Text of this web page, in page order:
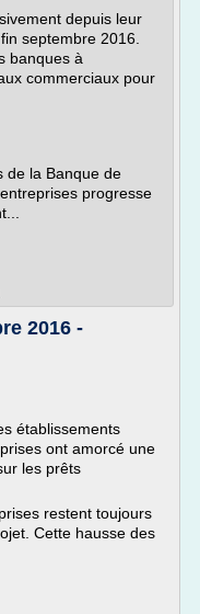
depuis leur
septembre 2016.
banques à
commerciaux pour
de la Banque de
progresse
2016 -
établissements
ont amorcé une
les prêts
restent toujours
Cette hausse des